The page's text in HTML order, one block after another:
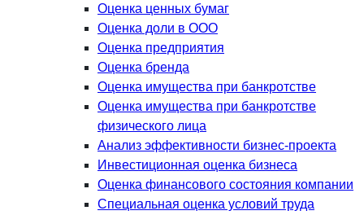
Оценка ценных бумаг
Оценка доли в ООО
Оценка предприятия
Оценка бренда
Оценка имущества при банкротстве
Оценка имущества при банкротстве
физического лица
Анализ эффективности бизнес-проекта
Инвестиционная оценка бизнеса
Оценка финансового состояния компании
Специальная оценка условий труда